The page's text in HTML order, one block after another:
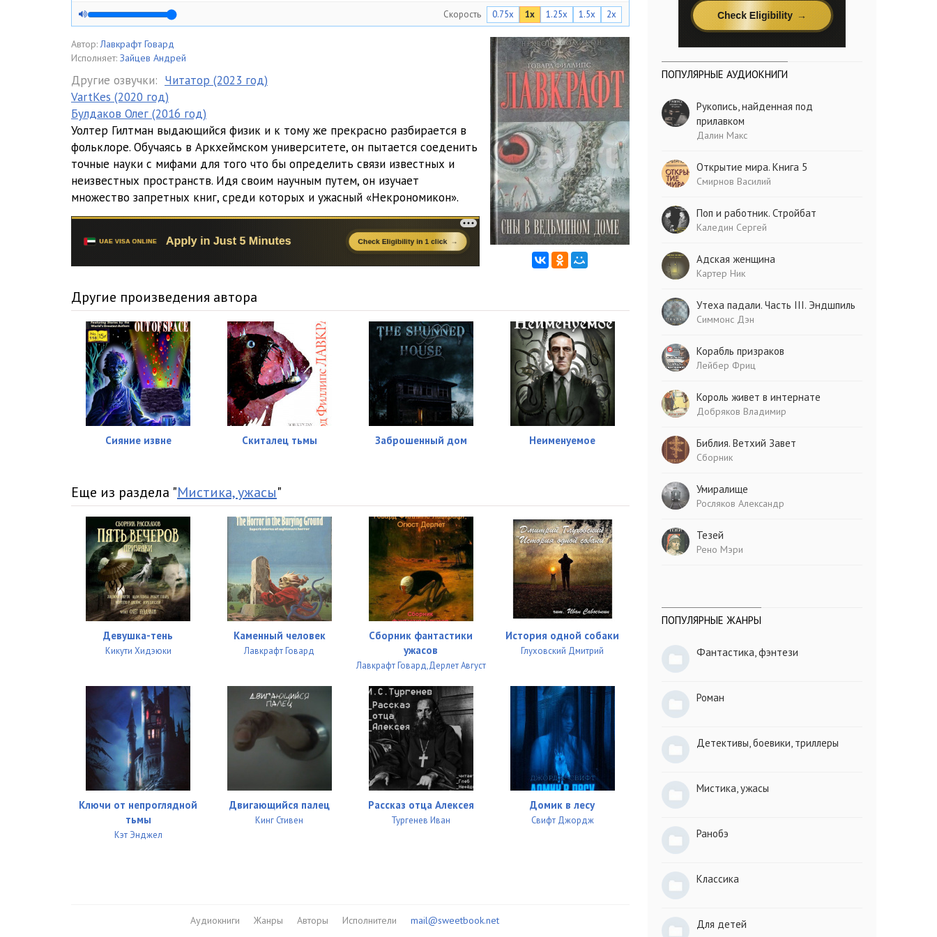
Скорость 0.75x 1x 1.25x 1.5x 2x
Автор: Лавкрафт Говард
Исполняет: Зайцев Андрей
Другие озвучки: Читатор (2023 год)
VartKes (2020 год)
Булдаков Олег (2016 год)
Уолтер Гилтман выдающийся физик и к тому же прекрасно разбирается в
фольклоре. Обучаясь в Аркхеймском университете, он пытается соеденить
точные науки с мифами для того что бы определить связи известных и
неизвестных пространств. Идя своим научным путем, он изучает
множество запретных книг, среди которых и ужасный «Некрономикон».
Другие произведения автора
Сияние извне Скиталец тьмы Заброшенный дом Неименуемое
Еще из раздела "Мистика, ужасы"
Девушка-тень
Кикути Хидэюки
Каменный человек
Лавкрафт Говард
Сборник фантастики
ужасов
Лавкрафт Говард,Дерлет Август
История одной собаки
Глуховский Дмитрий
Ключи от непроглядной
тьмы
Кэт Энджел
Двигающийся палец
Кинг Стивен
Рассказ отца Алексея
Тургенев Иван
Домик в лесу
Свифт Джордж
Аудиокниги Жанры Авторы Исполнители mail@sweetbook.net
ПОПУЛЯРНЫЕ АУДИОКНИГИ
Рукопись, найденная под
прилавком
Далин Макс
Открытие мира. Книга 5
Смирнов Василий
Поп и работник. Стройбат
Каледин Сергей
Адская женщина
Картер Ник
Утеха падали. Часть III. Эндшпиль
Симмонс Дэн
Корабль призраков
Лейбер Фриц
Король живет в интернате
Добряков Владимир
Библия. Ветхий Завет
Сборник
Умиралище
Росляков Александр
Тезей
Рено Мэри
ПОПУЛЯРНЫЕ ЖАНРЫ
Фантастика, фэнтези
Роман
Детективы, боевики, триллеры
Мистика, ужасы
Ранобэ
Классика
Для детей